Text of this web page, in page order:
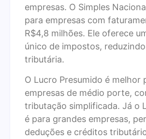
empresas. O Simples
para empresas com
R$4,8 milhões. Ele oferece
único de impostos,
tributária.
O Lucro Presumido é melhor
empresas de médio porte,
tributação simplificada. Já o
é para grandes empresas,
deduções e créditos